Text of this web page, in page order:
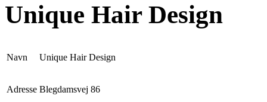
Unique Hair Design
Navn Unique Hair Design
Adresse Blegdamsvej 86